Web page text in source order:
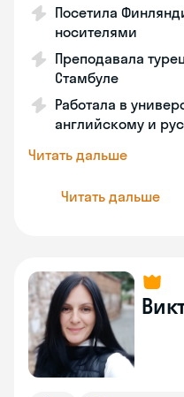
Посетила
носителями
Преподавала
Стамбуле
Работала в
английскому и
Читать дальше
Читать дальше